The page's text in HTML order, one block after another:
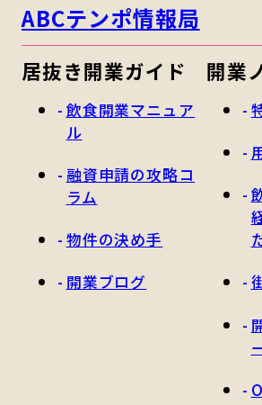
ABCテンポ情報局
居抜き開業ガイド
飲食開業マニュア
ル
融資申請の攻略コ
ラム
物件の決め手
開業ブログ
開業